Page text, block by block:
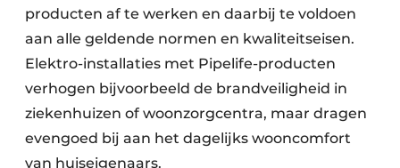
producten af te werken en daarbij te voldoen
aan alle geldende normen en kwaliteitseisen.
Elektro-installaties met Pipelife-producten
verhogen bijvoorbeeld de brandveiligheid in
ziekenhuizen of woonzorg­centra, maar dragen
evengoed bij aan het dagelijks wooncomfort
van huiseigenaars.